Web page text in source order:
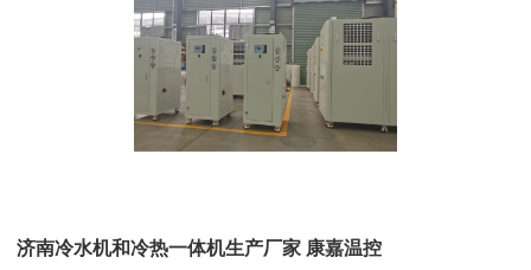
济南冷水机和冷热一体机生产厂家 康嘉温控